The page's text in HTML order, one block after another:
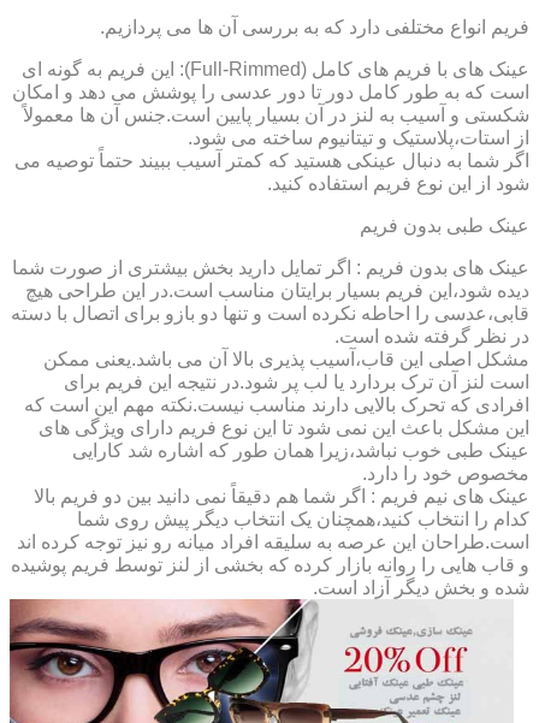
فریم انواع مختلفی دارد که به بررسی آن ها می پردازیم.
عینک های با فریم های کامل (Full-Rimmed): این فریم به گونه ای
است که به طور کامل دور تا دور عدسی را پوشش می دهد و امکان
شکستی و آسیب به لنز در آن بسیار پایین است.جنس آن ها معمولاً
از استات،پلاستیک و تیتانیوم ساخته می شود.
اگر شما به دنبال عینکی هستید که کمتر آسیب ببیند حتماً توصیه می
شود از این نوع فریم استفاده کنید.
عینک طبی بدون فریم
عینک های بدون فریم : اگر تمایل دارید بخش بیشتری از صورت شما
دیده شود،این فریم بسیار برایتان مناسب است.در این طراحی هیچ
قابی،عدسی را احاطه نکرده است و تنها دو بازو برای اتصال با دسته
در نظر گرفته شده است.
مشکل اصلی این قاب،آسیب پذیری بالا آن می باشد.یعنی ممکن
است لنز آن ترک بردارد یا لب پر شود.در نتیجه این فریم برای
افرادی که تحرک بالایی دارند مناسب نیست.نکته مهم این است که
این مشکل باعث این نمی شود تا این نوع فریم دارای ویژگی های
عینک طبی خوب نباشد،زیرا همان طور که اشاره شد کارایی
مخصوص خود را دارد.
عینک های نیم فریم : اگر شما هم دقیقاً نمی دانید بین دو فریم بالا
کدام را انتخاب کنید،همچنان یک انتخاب دیگر پیش روی شما
است.طراحان این عرصه به سلیقه افراد میانه رو نیز توجه کرده اند
و قاب هایی را روانه بازار کرده که بخشی از لنز توسط فریم پوشیده
شده و بخش دیگر آزاد است.